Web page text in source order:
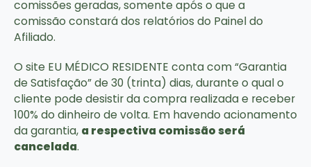
comissões geradas, somente após o que a
comissão constará dos relatórios do Painel do
Afiliado.
O site EU MÉDICO RESIDENTE conta com “Garantia
de Satisfação” de 30 (trinta) dias, durante o qual o
cliente pode desistir da compra realizada e receber
100% do dinheiro de volta. Em havendo acionamento
da garantia, a respectiva comissão será
cancelada.